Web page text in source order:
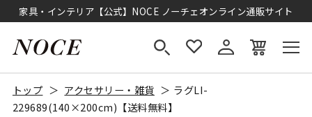
家具・インテリア【公式】NOCE ノーチェオンライン通販サイト
トップ アクセサリー・雑貨
ラグLI-
229689(140×200cm)【送料無料】